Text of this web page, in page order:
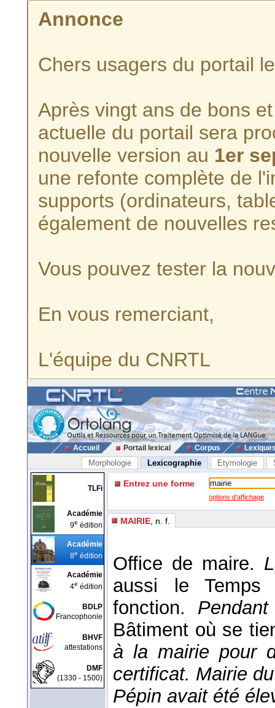
Annonce
Chers usagers du portail
Après vingt ans de bons
actuelle du portail sera
nouvelle version au 1er
une refonte complète de
supports (ordinateurs,
également de nouvelles
Vous pouvez tester la
En vous remerciant,
L'équipe du CNRTL
Accueil Portail lexical Corpus
Morphologie Lexicographie Etymologie
TLFi
Académie
9e édition
Académie
8e édition
Académie
4e édition
BDLP
Francophonie
BHVF
attestations
DMF
(1330 - 1500)
Entrez une forme
options d'affichage
MAIRIE , n. f.
Office de maire.
aussi le Temps
fonction.
Bâtiment où se
à la mairie pour
certificat. Mairie
Pépin avait été